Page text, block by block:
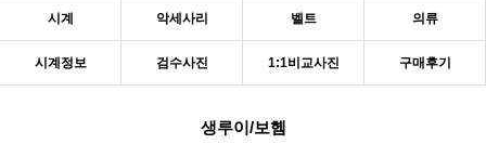
시계 악세사리 벨트 의류
시계정보 검수사진 1:1비교사진 구매후기
생루이/보헴